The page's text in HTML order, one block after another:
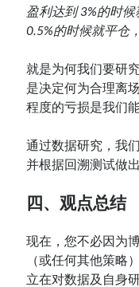
盈利达到 3%的时
0.5%的时候就平仓
就是为何我们要研
是决定何为合理离
程度的亏损是我们
通过数据研究，我
并根据回溯测试做
四、观点总结
现在，您不必因为
（或任何其他策略
立在对数据及自身